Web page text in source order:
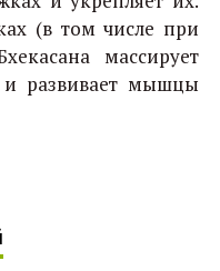
(в том числе при
массирует
развивает мышцы